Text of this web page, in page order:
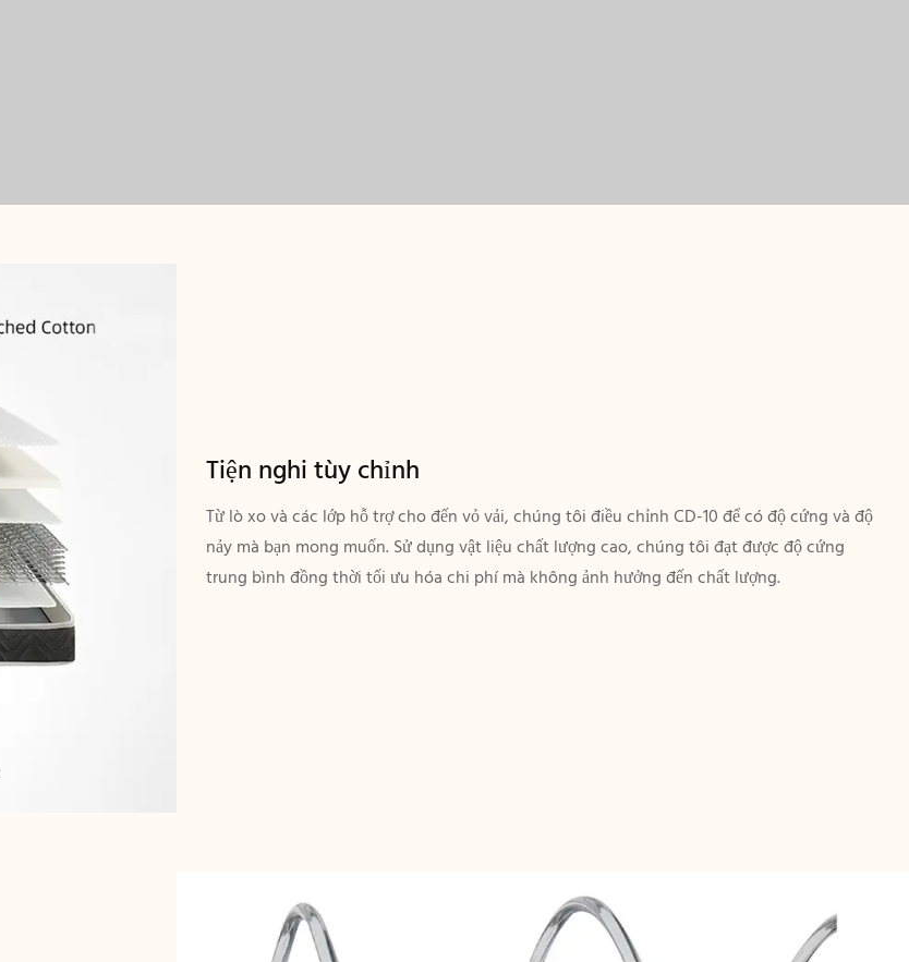
Tiện nghi tùy chỉnh
Từ lò xo và các lớp hỗ trợ cho đến vỏ vải, chúng tôi điều chỉnh CD-10 để có độ cứng và độ
nảy mà bạn mong muốn. Sử dụng vật liệu chất lượng cao, chúng tôi đạt được độ cứng
trung bình đồng thời tối ưu hóa chi phí mà không ảnh hưởng đến chất lượng.